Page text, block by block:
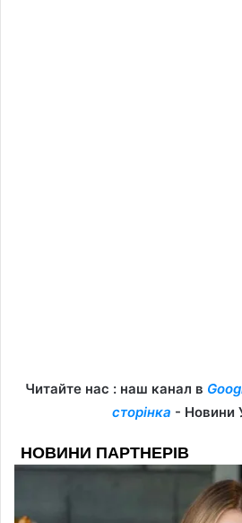
Читайте нас : наш канал в
сторінка - Новини